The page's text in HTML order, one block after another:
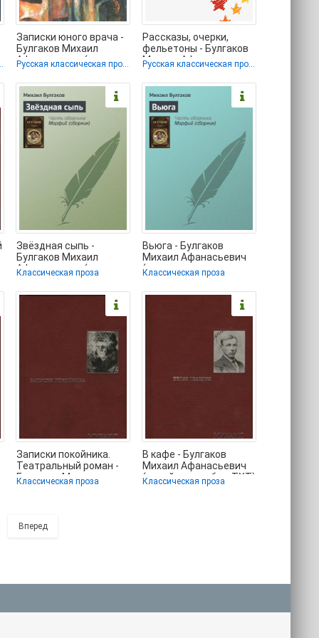
проза
Записки юного врача -
Булгаков Михаил
Афанасьевич (мир книг
TXT) 📗
Русская классическая проза
Рассказы, очерки,
фельетоны - Булгаков
Михаил Афанасьевич
(электронные книги
Русская классическая проза
Звёздная сыпь -
Булгаков Михаил
Афанасьевич (книга
жизни TXT) 📗
Классическая проза
Вьюга - Булгаков
Михаил Афанасьевич
(читать полную
версию книги .txt) 📗
Классическая проза
Записки покойника.
Театральный роман -
Булгаков Михаил
Афанасьевич
Классическая проза
В кафе - Булгаков
Михаил Афанасьевич
(онлайн книга без .TXT)
Классическая проза
Вперед